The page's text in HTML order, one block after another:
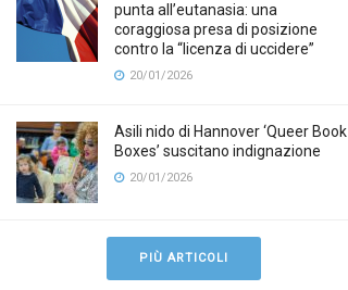
punta all’eutanasia: una
coraggiosa presa di posizione
contro la “licenza di uccidere”
20/01/2026
Asili nido di Hannover ‘Queer Book
Boxes’ suscitano indignazione
20/01/2026
PIÙ ARTICOLI